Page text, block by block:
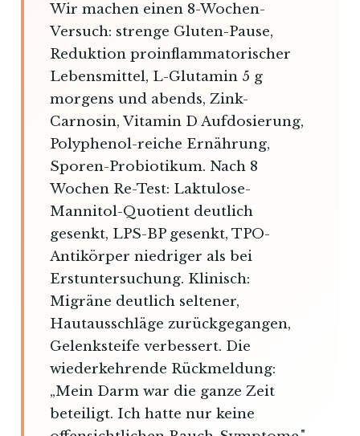
Wir machen einen 8-Wochen-
Versuch: strenge Gluten-Pause,
Reduktion proinflammatorischer
Lebensmittel, L-Glutamin 5 g
morgens und abends, Zink-
Carnosin, Vitamin D Aufdosierung,
Polyphenol-reiche Ernährung,
Sporen-Probiotikum. Nach 8
Wochen Re-Test: Laktulose-
Mannitol-Quotient deutlich
gesenkt, LPS-BP gesenkt, TPO-
Antikörper niedriger als bei
Erstuntersuchung. Klinisch:
Migräne deutlich seltener,
Hautausschläge zurückgegangen,
Gelenksteife verbessert. Die
wiederkehrende Rückmeldung:
„Mein Darm war die ganze Zeit
beteiligt. Ich hatte nur keine